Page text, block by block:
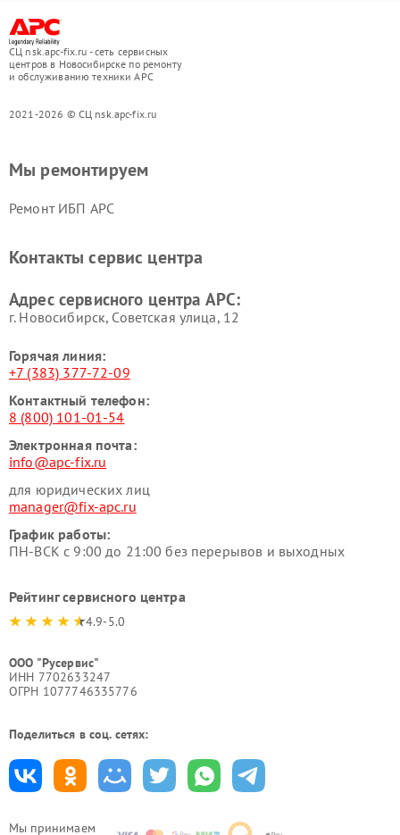
СЦ nsk.apc-fix.ru - сеть сервисных
центров в Новосибирске по ремонту
и обслуживанию техники APC
2021-2026 © СЦ nsk.apc-fix.ru
Мы принимаем
Мы ремонтируем
Ремонт ИБП APC
Контакты сервис центра
Адрес сервисного центра APC:
г. Новосибирск, Советская улица, 12
Горячая линия:
+7 (383) 377-72-09
Контактный телефон:
8 (800) 101-01-54
Электронная почта:
info@apc-fix.ru
для юридических лиц
manager@fix-apc.ru
График работы:
ПН-ВСК с 9:00 до 21:00 без перерывов и выходных
Рейтинг сервисного центра
4.9-5.0
ООО "Русервис"
ИНН 7702633247
ОГРН 1077746335776
Поделиться в соц. сетях: